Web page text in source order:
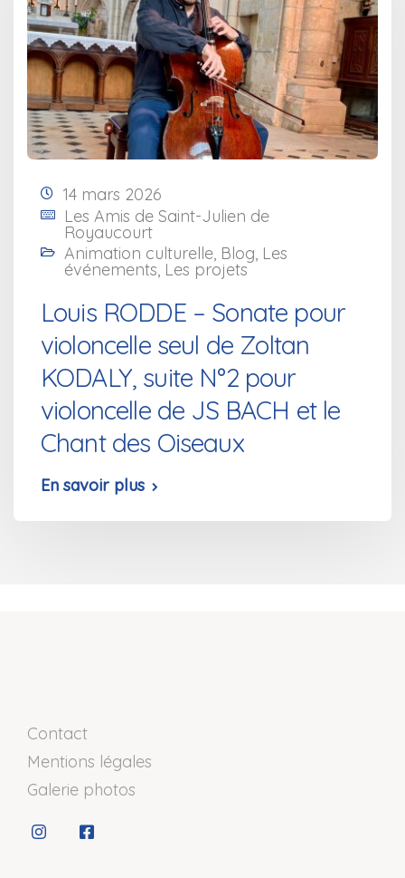
14 mars 2026
Les Amis de Saint-Julien de
Royaucourt
Animation culturelle, Blog, Les
événements, Les projets
Louis RODDE – Sonate pour
violoncelle seul de Zoltan
KODALY, suite N°2 pour
violoncelle de JS BACH et le
Chant des Oiseaux
En savoir plus
Contact
Mentions légales
Galerie photos